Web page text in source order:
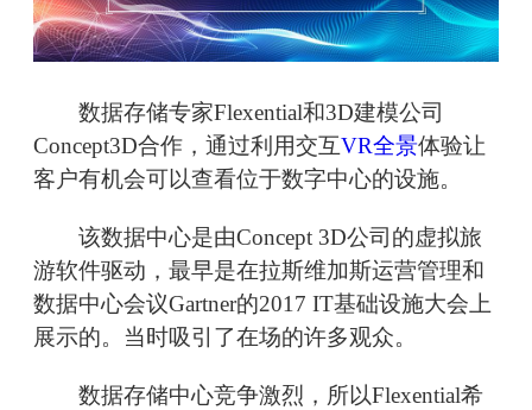
数据存储专家Flexential和3D建模公司
Concept3D合作，通过利用交互VR全景体验让
客户有机会可以查看位于数字中心的设施。
该数据中心是由Concept 3D公司的虚拟旅
游软件驱动，最早是在拉斯维加斯运营管理和
数据中心会议Gartner的2017 IT基础设施大会上
展示的。当时吸引了在场的许多观众。
数据存储中心竞争激烈，所以Flexential希